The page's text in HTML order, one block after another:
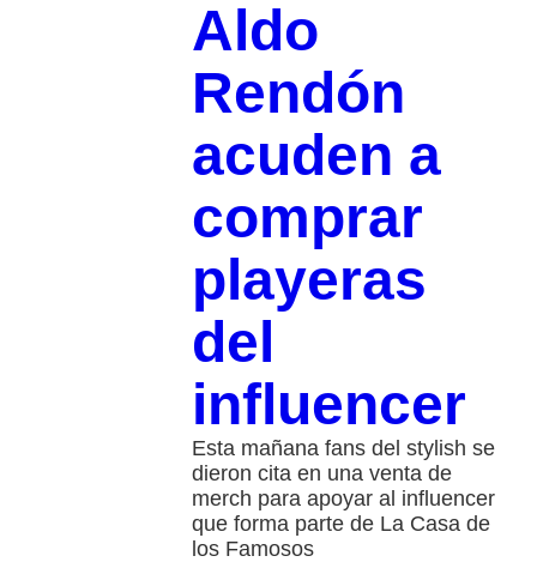
Aldo
Rendón
acuden a
comprar
playeras
del
influencer
Esta mañana fans del stylish se
dieron cita en una venta de
merch para apoyar al influencer
que forma parte de La Casa de
los Famosos